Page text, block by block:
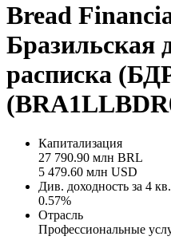
Bread
Бразильская
расписка
Капитализация
27 790.90 млн BRL
5 479.60 млн USD
Див. доходность за 4 кв.
0.57%
Отрасль
Профессиональные